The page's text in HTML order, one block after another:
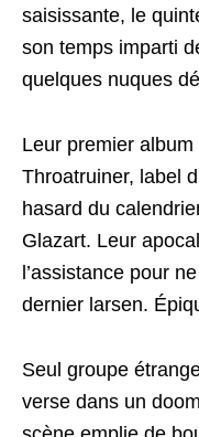
saisissante, le
son temps imparti
quelques nuques
Leur premier album
Throatruiner, label
hasard du
Glazart. Leur
l’assistance pour
dernier larsen.
Seul groupe
verse dans un